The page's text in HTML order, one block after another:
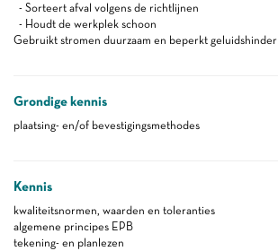
- Sorteert afval volgens de richtlijnen
- Houdt de werkplek schoon
Gebruikt stromen duurzaam en beperkt geluidshinder
Grondige kennis
plaatsing- en/of bevestigingsmethodes
Kennis
kwaliteitsnormen, waarden en toleranties
algemene principes EPB
tekening- en planlezen